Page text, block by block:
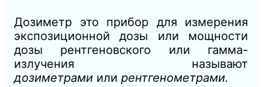
Дозиметр это прибор для измерения
экспозиционной дозы или мощности
дозы рентгеновского или гамма-
излучения называют
дозиметрами или рентгенометрами.